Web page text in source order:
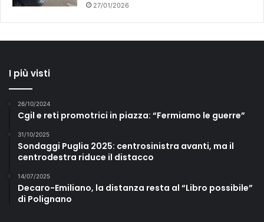
27/01/2026
I più visti
26/10/2024
Cgil e reti promotrici in piazza: “Fermiamo le guerre”
31/10/2025
Sondaggi Puglia 2025: centrosinistra avanti, ma il
centrodestra riduce il distacco
14/07/2025
Decaro-Emiliano, la distanza resta al “Libro possibile”
di Polignano